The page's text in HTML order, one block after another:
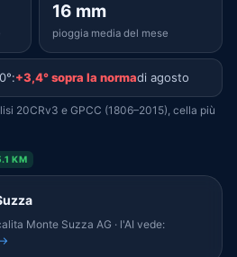
16 mm
pioggia media del mese
+3,4° sopra la normadi agosto
20CRv3 e GPCC (1806–2015), cella più
KM
Monte Suzza AG · l'AI vede: